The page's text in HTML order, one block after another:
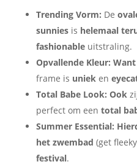
Trending Vorm: De
sunniesis helemaal
fashionableuitstraling.
Opvallende Kleur: Want
frame is uniek en
Total Babe Look: Ook
perfect om een total
Summer Essential:
het zwembad (get
festival.